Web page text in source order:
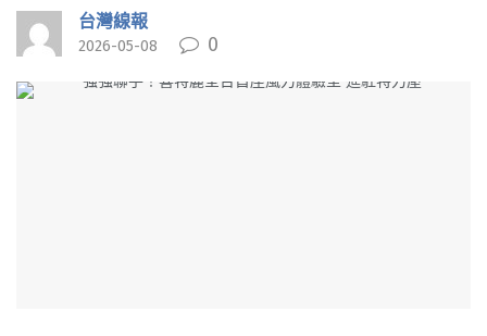
台灣線報
2026-05-08 0